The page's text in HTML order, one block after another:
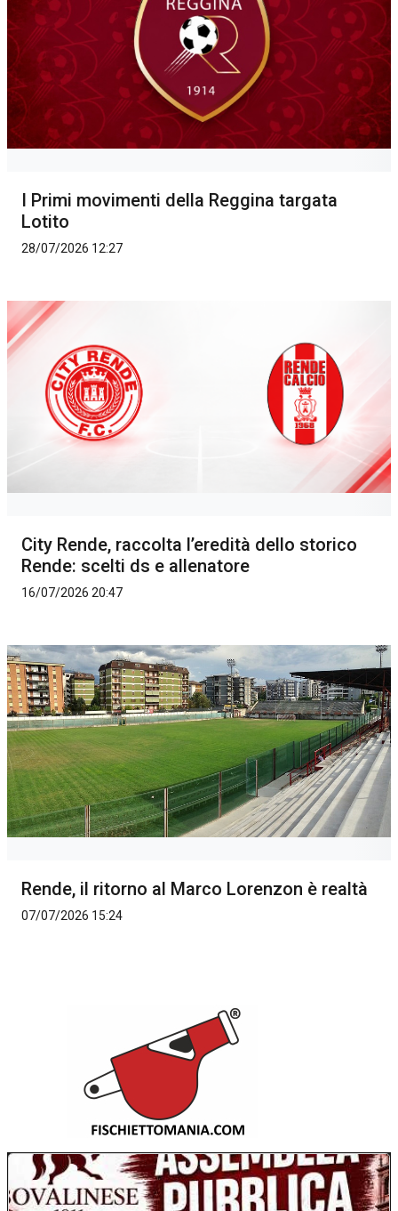
I Primi movimenti della Reggina targata
Lotito
28/07/2026 12:27
City Rende, raccolta l’eredità dello storico
Rende: scelti ds e allenatore
16/07/2026 20:47
Rende, il ritorno al Marco Lorenzon è realtà
07/07/2026 15:24